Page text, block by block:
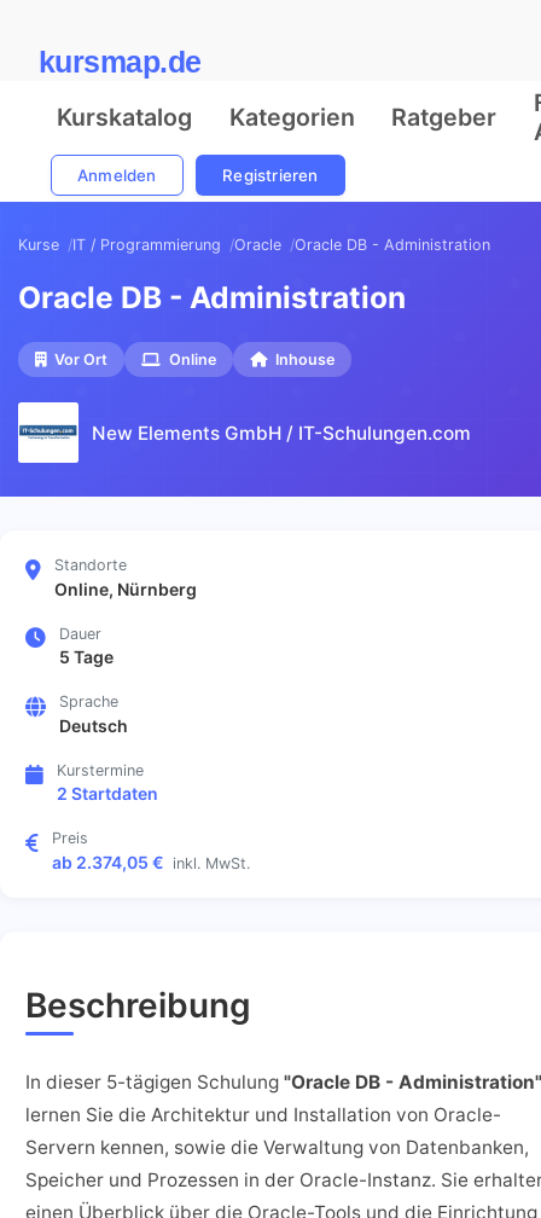
kursmap.de
Kurskatalog Kategorien Ratgeber
Anmelden Registrieren
Kurse IT / Programmierung Oracle Oracle DB - Administration
Oracle DB - Administration
Vor Ort Online Inhouse
New Elements GmbH / IT-Schulungen.com
Standorte
Online, Nürnberg
Dauer
5 Tage
Sprache
Deutsch
Kurstermine
2 Startdaten
Preis
ab 2.374,05 € inkl. MwSt.
Beschreibung
In dieser 5-tägigen Schulung "Oracle DB - Administration"
lernen Sie die Architektur und Installation von Oracle-
Servern kennen, sowie die Verwaltung von Datenbanken,
Speicher und Prozessen in der Oracle-Instanz. Sie
einen Überblick über die Oracle-Tools und die Einrichtung